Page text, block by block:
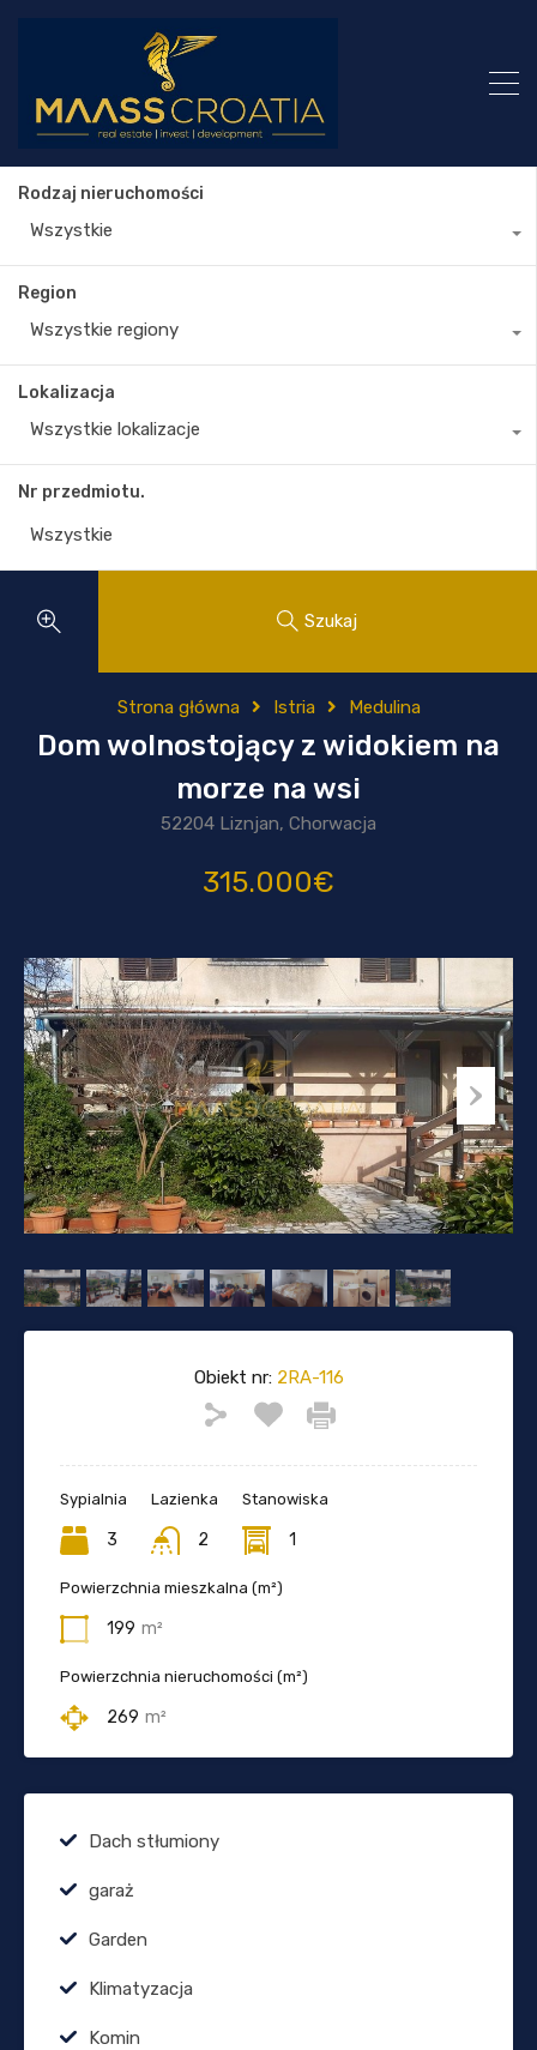
Rodzaj nieruchomości
Wszystkie
Region
Wszystkie regiony
Lokalizacja
Wszystkie lokalizacje
Nr przedmiotu.
Szukaj
Strona główna Istria Medulina
Dom wolnostojący z widokiem na
morze na wsi
52204 Liznjan, Chorwacja
315.000€
Obiekt nr:2RA-116
Sypialnia
3
Lazienka
2
Stanowiska
1
Powierzchnia mieszkalna (m²)
199 m²
Powierzchnia nieruchomości (m²)
269 m²
Dach stłumiony
garaż
Garden
Klimatyzacja
Komin